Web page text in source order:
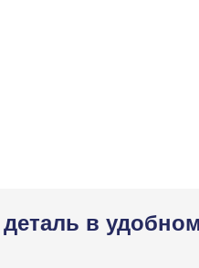
в удобном